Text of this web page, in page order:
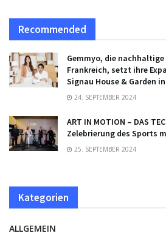
Recommended
Gemmyo, die
Frankreich, setzt ihre
Signau House & Garden
24. SEPTEMBER 2024
ART IN MOTION – DAS
Zelebrierung des Sports
25. SEPTEMBER 2024
Kategorien
ALLGEMEIN